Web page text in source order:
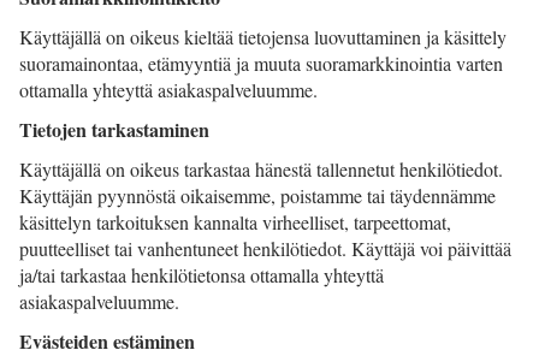
Käyttäjällä on oikeus kieltää tietojensa luovuttaminen ja käsittely
suoramainontaa, etämyyntiä ja muuta suoramarkkinointia varten
ottamalla yhteyttä asiakaspalveluumme.
Tietojen tarkastaminen
Käyttäjällä on oikeus tarkastaa hänestä tallennetut henkilötiedot.
Käyttäjän pyynnöstä oikaisemme, poistamme tai täydennämme
käsittelyn tarkoituksen kannalta virheelliset, tarpeettomat,
puutteelliset tai vanhentuneet henkilötiedot. Käyttäjä voi päivittää
ja/tai tarkastaa henkilötietonsa ottamalla yhteyttä
asiakaspalveluumme.
Evästeiden estäminen